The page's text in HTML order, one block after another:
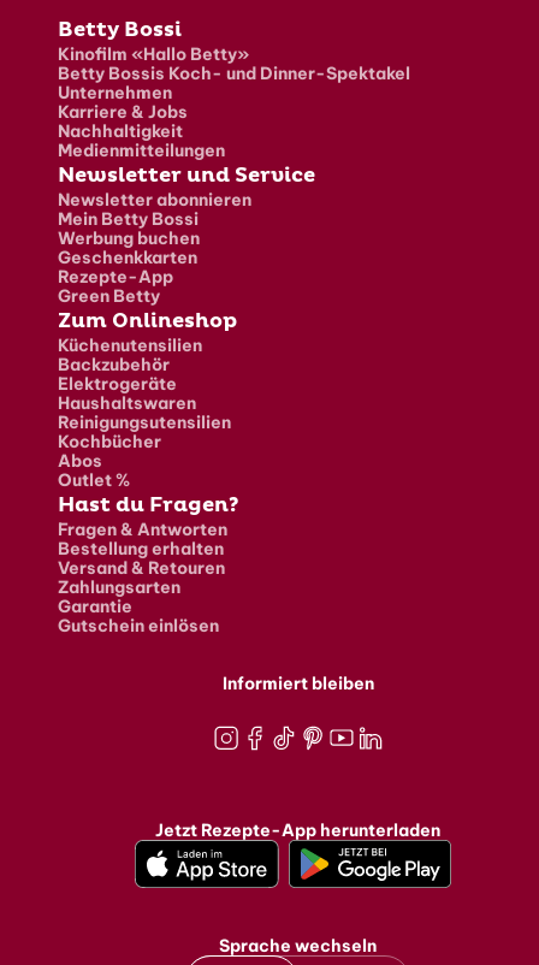
Fusszeile
Betty Bossi
Kinofilm «Hallo Betty»
Betty Bossis Koch- und Dinner-Spektakel
Unternehmen
Karriere & Jobs
Nachhaltigkeit
Medienmitteilungen
Newsletter und Service
Newsletter abonnieren
Mein Betty Bossi
Werbung buchen
Geschenkkarten
Rezepte-App
Green Betty
Zum Onlineshop
Küchenutensilien
Backzubehör
Elektrogeräte
Haushaltswaren
Reinigungsutensilien
Kochbücher
Abos
Outlet %
Hast du Fragen?
Fragen & Antworten
Bestellung erhalten
Versand & Retouren
Zahlungsarten
Garantie
Gutschein einlösen
Informiert bleiben
Jetzt Rezepte-App herunterladen
Sprache wechseln